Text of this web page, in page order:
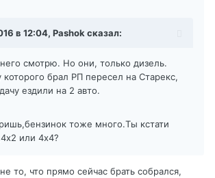
в 12:04, Pashok сказал:
смотрю. Но они, только дизель.
которого брал РП пересел на Старекс,
ездили на 2 авто.
тоже много.Ты кстати
или 4х4?
то, что прямо сейчас брать собрался,